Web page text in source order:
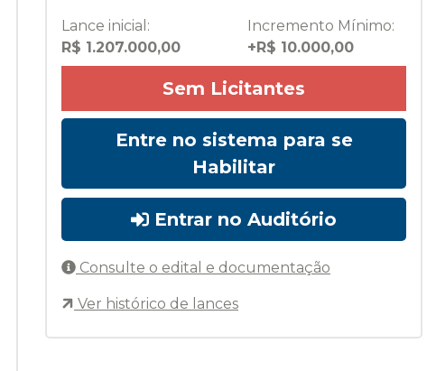
Lance inicial:
R$ 1.207.000,00
Incremento Mínimo:
+R$ 10.000,00
Sem Licitantes
Entre no sistema para se
Habilitar
Entrar no Auditório
Consulte o edital e documentação
Ver histórico de lances